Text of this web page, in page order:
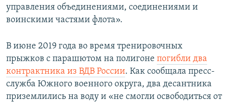
управления объединениями, соединениями и
воинскими частями флота».
В июне 2019 года во время тренировочных
прыжков с парашютом на полигоне погибли два
контрактника из ВДВ России. Как сообщала пресс-
служба Южного военного округа, два десантника
приземлились на воду и «не смогли освободиться от